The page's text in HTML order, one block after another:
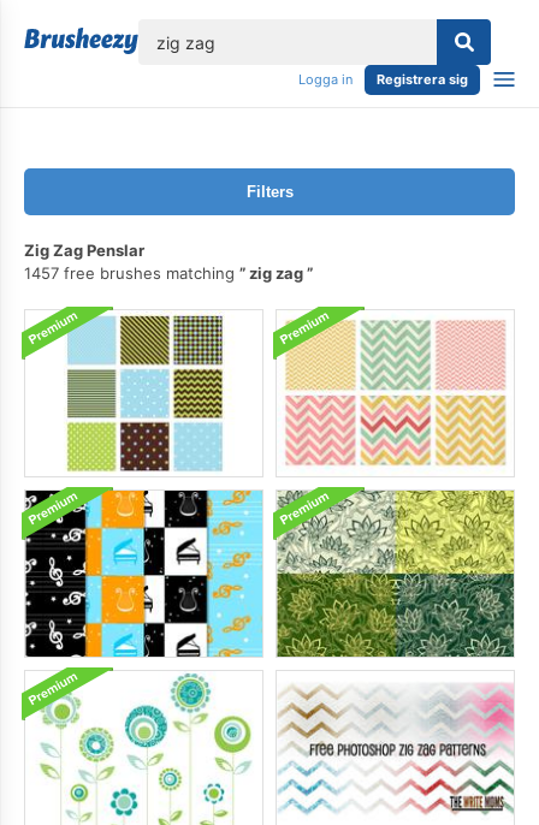
Logga in Registrera sig
Filters
Zig Zag Penslar
1457 free brushes matching
zig zag